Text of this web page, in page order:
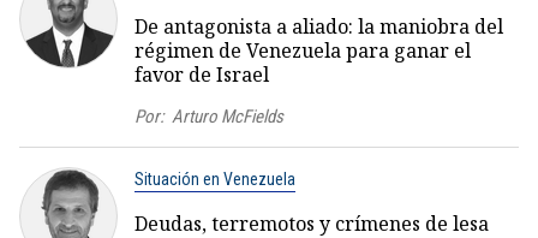
De antagonista a aliado: la maniobra del
régimen de Venezuela para ganar el
favor de Israel
Por: Arturo McFields
Situación en Venezuela
Deudas, terremotos y crímenes de lesa